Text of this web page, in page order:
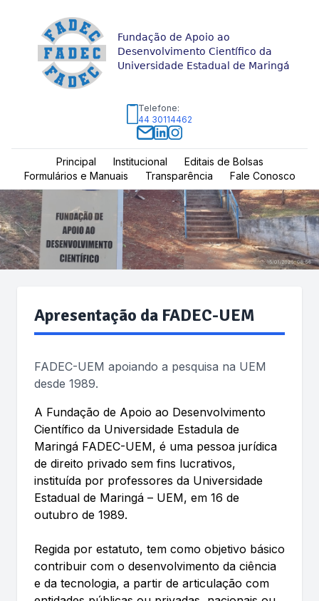
Fundação de Apoio ao
Desenvolvimento Científico da
Universidade Estadual de Maringá
Telefone:
44 30114462
Principal Institucional
Editais de Bolsas
Formulários e Manuais
Transparência Fale Conosco
Apresentação da FADEC-UEM
FADEC-UEM apoiando a pesquisa na UEM
desde 1989.
A Fundação de Apoio ao Desenvolvimento
Científico da Universidade Estadula de
Maringá FADEC-UEM, é uma pessoa jurídica
de direito privado sem fins lucrativos,
instituída por professores da Universidade
Estadual de Maringá – UEM, em 16 de
outubro de 1989.
Regida por estatuto, tem como objetivo básico
contribuir com o desenvolvimento da ciência
e da tecnologia, a partir de articulação com